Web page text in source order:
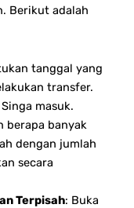
Berikut adalah
tanggal yang
transfer.
masuk.
berapa banyak
dengan jumlah
secara
Terpisah: Buka